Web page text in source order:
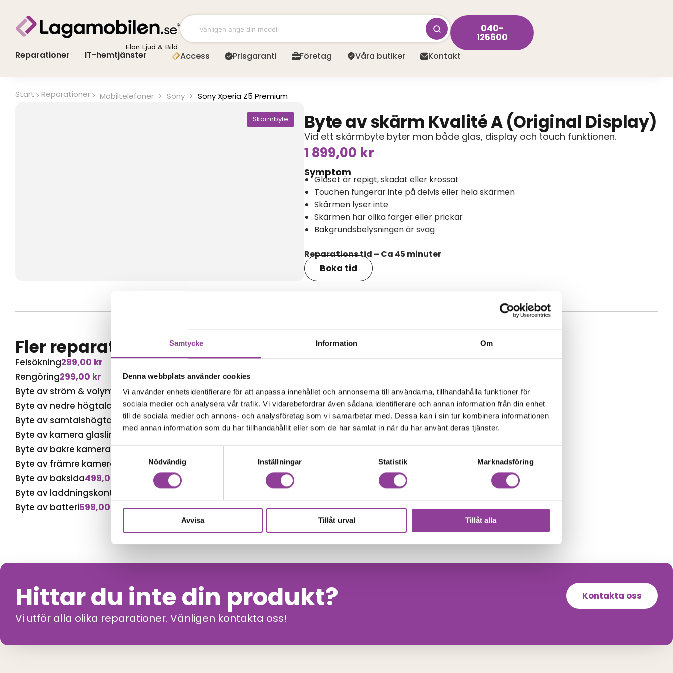
Samtycke Information Om
Denna webbplats använder cookies
Vi använder enhetsidentifierare för att anpassa innehållet och annonserna till användarna, tillhandahålla funktioner för
sociala medier och analysera vår trafik. Vi vidarebefordrar även sådana identifierare och annan information från din enhet
till de sociala medier och annons- och analysföretag som vi samarbetar med. Dessa kan i sin tur kombinera informationen
med annan information som du har tillhandahållit eller som de har samlat in när du har använt deras tjänster.
Nödvändig
Inställningar Statistik Marknadsföring
Avvisa Tillåt urval Tillåt alla
innehåll
Elon Ljud & Bild
040-
125600
Reparationer IT-hemtjänster Access Prisgaranti Företag Våra butiker Kontakt
Start Reparationer Mobiltelefoner > Sony > Sony Xperia Z5 Premium
Skärmbyte Byte av skärm Kvalité A (Original Display)
Vid ett skärmbyte byter man både glas, display och touch funktionen.
1 899,00 kr
Symptom
Glaset är repigt, skadat eller krossat
Touchen fungerar inte på delvis eller hela skärmen
Skärmen lyser inte
Skärmen har olika färger eller prickar
Bakgrundsbelysningen är svag
Reparations tid – Ca 45 minuter
Boka tid
Fler reparationer för samma modell
Felsökning299,00 kr
Rengöring299,00 kr
Byte av ström & volym
499,00kr
Byte av nedre högtalare
499,00kr
Byte av samtalshögtalare499,00kr
Byte av kamera glaslins
499,00kr
Byte av bakre kamera699,00kr
Byte av främre kamera
kr
Byte av baksida499,00
Byte av laddningskontakt
599,00kr
Byte av batteri599,00
Hittar du inte din produkt?
Vi utför alla olika reparationer. Vänligen kontakta oss!
Kontakta oss